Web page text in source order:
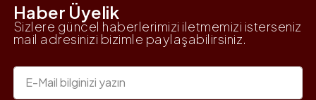
Haber Üyelik
Sizlere güncel haberlerimizi iletmemizi isterseniz
mail adresinizi bizimle paylaşabilirsiniz.